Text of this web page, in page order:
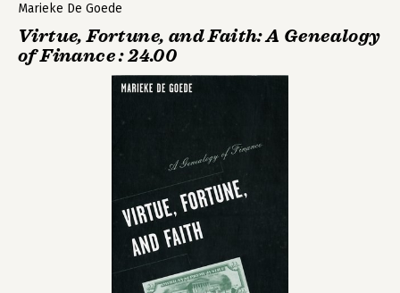
Marieke De Goede
Virtue, Fortune, and Faith: A Genealogy
of Finance : 24.00